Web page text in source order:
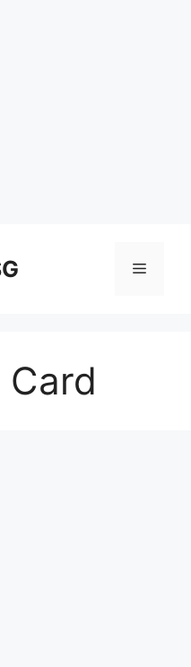
Menu
Card